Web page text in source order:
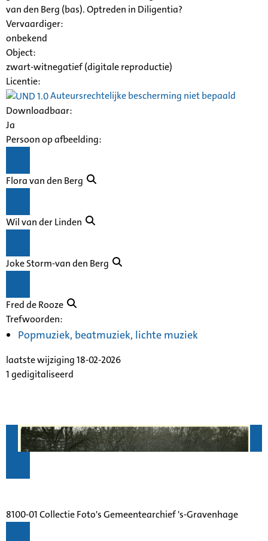
van den Berg (bas). Optreden in Diligentia?
Vervaardiger:
onbekend
Object:
zwart-witnegatief (digitale reproductie)
Licentie:
Auteursrechtelijke bescherming niet bepaald
Downloadbaar:
Ja
Persoon op afbeelding:
Flora van den Berg
Wil van der Linden
Joke Storm-van den Berg
Fred de Rooze
Trefwoorden:
Popmuziek, beatmuziek, lichte muziek
laatste wijziging 18-02-2026
1 gedigitaliseerd
8100-01 Collectie Foto's Gemeentearchief 's-Gravenhage